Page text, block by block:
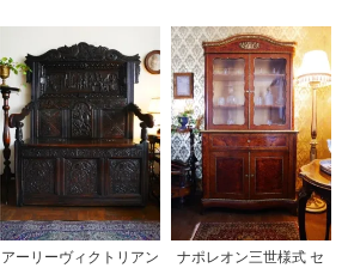
アーリーヴィクトリアン
ナポレオン三世様式 セ